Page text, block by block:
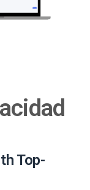
Top-